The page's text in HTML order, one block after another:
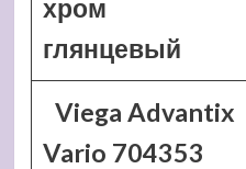
хром
глянцевый
Viega Advantix
Vario 704353